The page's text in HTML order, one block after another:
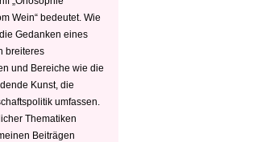
Wein“ bedeutet. Wie
Gedanken eines
breiteres
und Bereiche wie die
Kunst, die
umfassen.
Thematiken
Beiträgen